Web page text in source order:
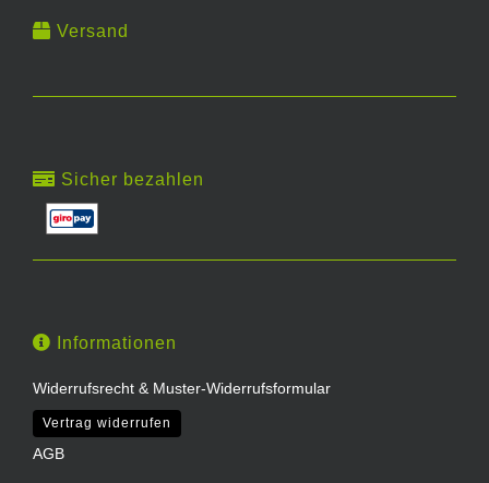
Versand
Sicher bezahlen
Informationen
Widerrufsrecht & Muster-Widerrufsformular
Vertrag widerrufen
AGB